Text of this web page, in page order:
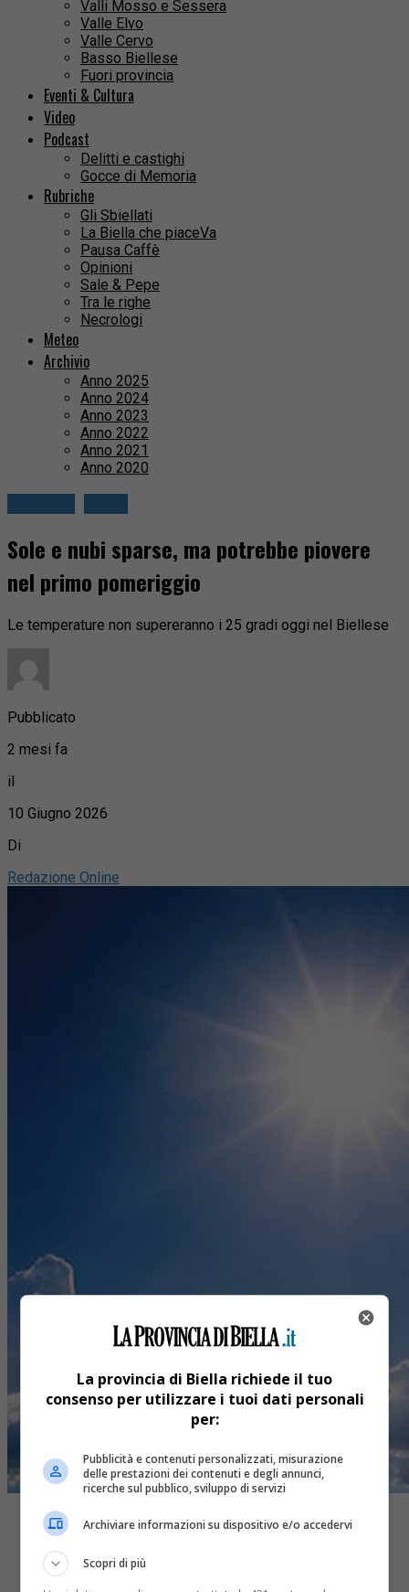
Valli Mosso e Sessera
Valle Elvo
Valle Cervo
Basso Biellese
Fuori provincia
Eventi & Cultura
Video
Podcast
Delitti e castighi
Gocce di Memoria
Rubriche
Gli Sbiellati
La Biella che piaceVa
Pausa Caffè
Opinioni
Sale & Pepe
Tra le righe
Necrologi
Meteo
Archivio
Anno 2025
Anno 2024
Anno 2023
Anno 2022
Anno 2021
Anno 2020
Sole e nubi sparse, ma potrebbe piovere
nel primo pomeriggio
Le temperature non supereranno i 25 gradi oggi nel Biellese
Pubblicato
2 mesi fa
il
10 Giugno 2026
Di
Redazione Online
La provincia di Biella richiede il tuo
consenso per utilizzare i tuoi dati personali
per:
Pubblicità e contenuti personalizzati, misurazione
delle prestazioni dei contenuti e degli annunci,
ricerche sul pubblico, sviluppo di servizi
Archiviare informazioni su dispositivo e/o accedervi
Scopri di più